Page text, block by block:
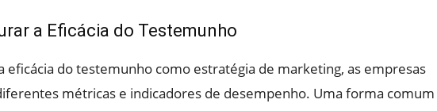
a Eficácia do Testemunho
eficácia do testemunho como estratégia de marketing, as empresas
métricas e indicadores de desempenho. Uma forma comum